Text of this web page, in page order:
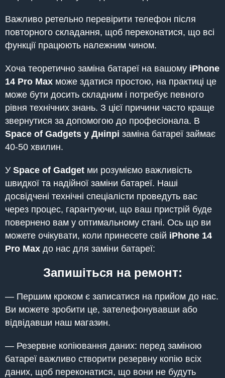
Важливо ретельно перевірити телефон після
повторного складання, щоб переконатися, що всі
функції працюють належним чином.
Хоча теоретично заміна батареї на вашому iPhone
14 Pro Max може здатися простою, на практиці це
може бути досить складним і потребує певного
рівня технічних знань. З цієї причини часто краще
звернутися за допомогою до професіонала. В
Space of Gadgets у Дніпрі заміна батареї займає
40-50 хвилин.
У Space of Gadget ми розуміємо важливість
швидкої та надійної заміни батареї. Наші
досвідчені технічні спеціалісти проведуть вас
через процес, гарантуючи, що ваш пристрій буде
повернено вам у оптимальному стані. Ось що ви
можете очікувати, коли принесете свій iPhone 14
Pro Max до нас для заміни батареї:
Запишіться на ремонт:
— Першим кроком є записатися на прийом до нас.
Ви можете зробити це, зателефонувавши або
відвідавши наш магазин.
— Резервне копіювання даних: перед заміною
батареї важливо створити резервну копію всіх
даних, щоб переконатися, що вони не будуть